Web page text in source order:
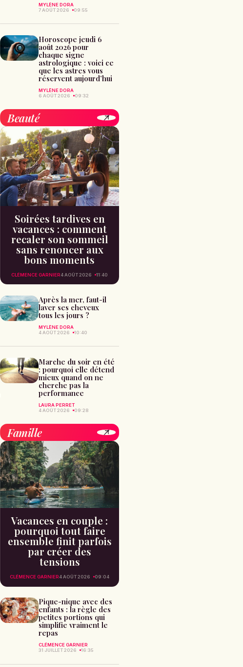
MYLÈNE DORA
7 AOÛT 2026
09:55
Horoscope jeudi 6
août 2026 pour
chaque signe
astrologique : voici ce
que les astres vous
réservent aujourd’hui
MYLÈNE DORA
6 AOÛT 2026
09:32
Beauté
Soirées tardives en
vacances : comment
recaler son sommeil
sans renoncer aux
bons moments
CLÉMENCE GARNIER4 AOÛT 2026 11:40
Après la mer, faut-il
laver ses cheveux
tous les jours ?
MYLÈNE DORA
4 AOÛT 2026
10:40
Marche du soir en été
: pourquoi elle détend
mieux quand on ne
cherche pas la
performance
LAURA PERRET
4 AOÛT 2026
09:28
Famille
Vacances en couple :
pourquoi tout faire
ensemble finit parfois
par créer des
tensions
CLÉMENCE GARNIER4 AOÛT 2026 09:04
Pique-nique avec des
enfants : la règle des
petites portions qui
simplifie vraiment le
repas
CLÉMENCE GARNIER
31 JUILLET 2026
16:35